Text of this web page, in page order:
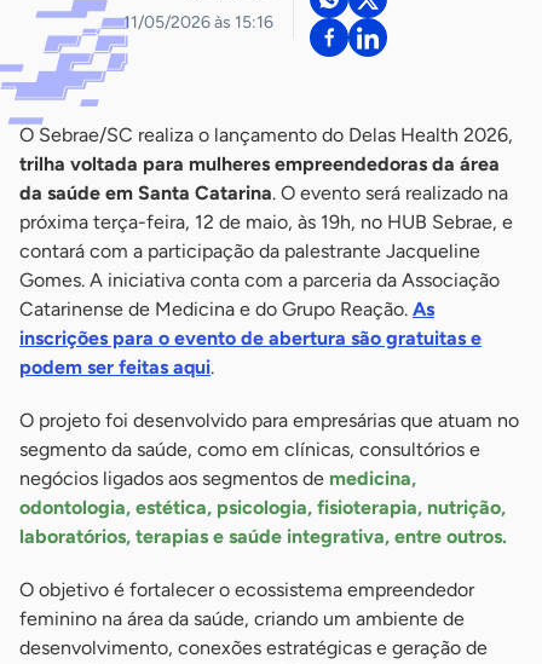
11/05/2026 às 15:16
O Sebrae/SC realiza o lançamento do Delas Health 2026,
trilha voltada para mulheres empreendedoras da área
da saúde em Santa Catarina. O evento será realizado na
próxima terça-feira, 12 de maio, às 19h, no HUB Sebrae, e
contará com a participação da palestrante Jacqueline
Gomes. A iniciativa conta com a parceria da Associação
Catarinense de Medicina e do Grupo Reação. As
inscrições para o evento de abertura são gratuitas e
podem ser feitas aqui.
O projeto foi desenvolvido para empresárias que atuam no
segmento da saúde, como em clínicas, consultórios e
negócios ligados aos segmentos de medicina,
odontologia, estética, psicologia, fisioterapia, nutrição,
laboratórios, terapias e saúde integrativa, entre outros.
O objetivo é fortalecer o ecossistema empreendedor
feminino na área da saúde, criando um ambiente de
desenvolvimento, conexões estratégicas e geração de